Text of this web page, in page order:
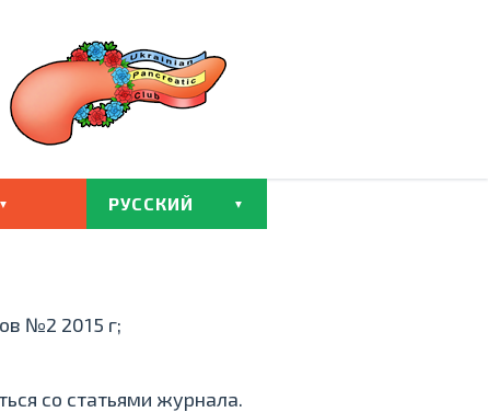
РУССКИЙ
№2 2015 г;
со статьями журнала.